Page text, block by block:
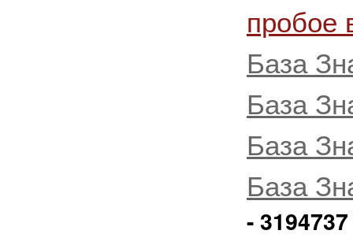
пробое
База
База
База
База
- 3194737